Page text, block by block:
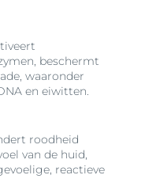
beschermt
waaronder
en eiwitten.
roodheid
van de huid,
reactieve